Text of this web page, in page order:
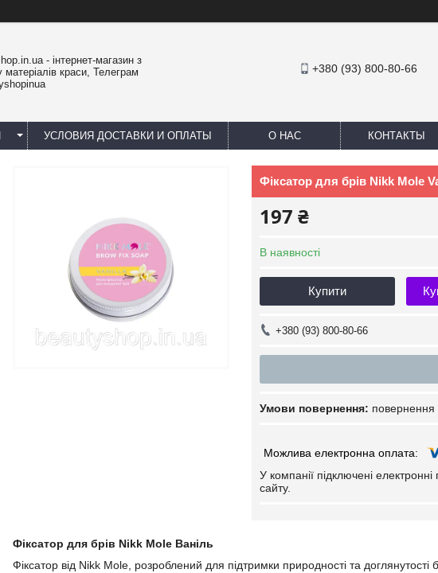
- інтернет-магазин з
матеріалів краси, Телеграм
+380 (93) 800-80-66
УСЛОВИЯ ДОСТАВКИ И ОПЛАТЫ О НАС КОНТАКТЫ
Фіксатор для брів Nikk Mole
197 ₴
В наявності
Купити
+380 (93) 800-80-66
повернення
У компанії підключені
сайту.
Фіксатор для брів Nikk Mole Ваніль
Фіксатор від Nikk Mole, розроблений для підтримки природності та